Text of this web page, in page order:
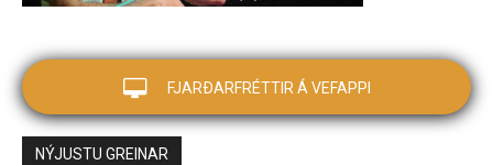
FJARÐARFRÉTTIR Á VEFAPPI
NÝJUSTU GREINAR